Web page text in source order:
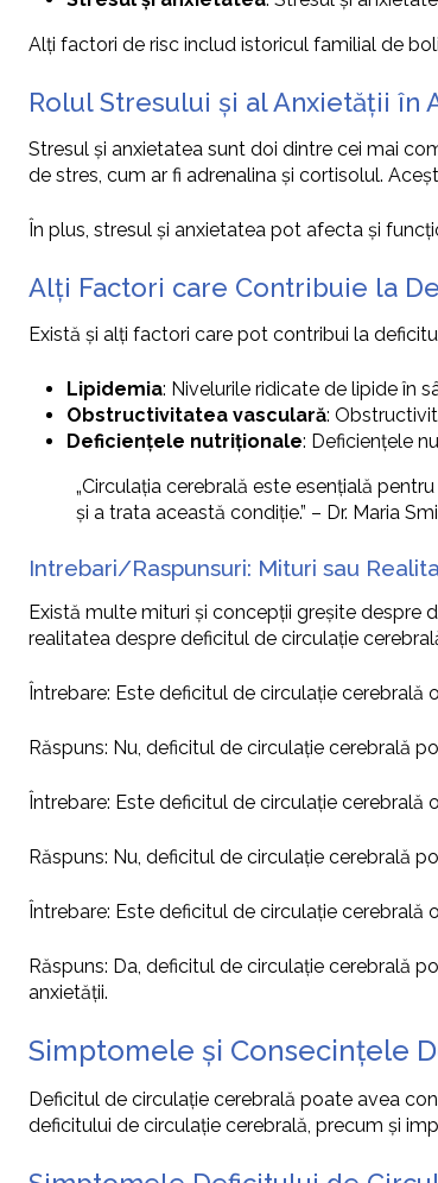
Alți factori de risc includ istoricul familial de
Rolul Stresului și al Anxietății
Stresul și anxietatea sunt doi dintre cei mai
de stres, cum ar fi adrenalina și cortisolul.
În plus, stresul și anxietatea pot afecta și
Alți Factori care Contribuie la
Există și alți factori care pot contribui la
Lipidemia: Nivelurile ridicate de lipide în
Obstructivitatea vasculară:
Deficiențele nutriționale: Deficiențele
„Circulația cerebrală este esențială
și a trata această condiție.” – Dr. Maria
Intrebari/Raspunsuri: Mituri sau
Există multe mituri și concepții greșite despre
realitatea despre deficitul de circulație
Întrebare: Este deficitul de circulație cerebrală
Răspuns: Nu, deficitul de circulație cerebrală
Întrebare: Este deficitul de circulație
Răspuns: Nu, deficitul de circulație cerebrală
Întrebare: Este deficitul de circulație cerebrală
Răspuns: Da, deficitul de circulație cerebrală
anxietății.
Simptomele și Consecințele
Deficitul de circulație cerebrală poate avea
deficitului de circulație cerebrală, precum și